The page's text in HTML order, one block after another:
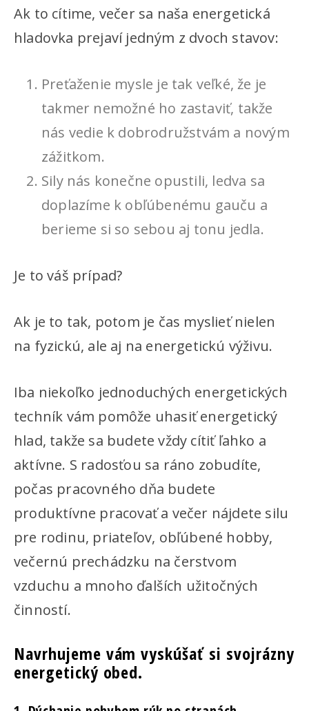
Ak to cítime, večer sa naša energetická
hladovka prejaví jedným z dvoch stavov:
Preťaženie mysle je tak veľké, že je
takmer nemožné ho zastaviť, takže
nás vedie k dobrodružstvám a novým
zážitkom.
Sily nás konečne opustili, ledva sa
doplazíme k obľúbenému gauču a
berieme si so sebou aj tonu jedla.
Je to váš prípad?
Ak je to tak, potom je čas myslieť nielen
na fyzickú, ale aj na energetickú výživu.
Iba niekoľko jednoduchých energetických
techník vám pomôže uhasiť energetický
hlad, takže sa budete vždy cítiť ľahko a
aktívne. S radosťou sa ráno zobudíte,
počas pracovného dňa budete
produktívne pracovať a večer nájdete silu
pre rodinu, priateľov, obľúbené hobby,
večernú prechádzku na čerstvom
vzduchu a mnoho ďalších užitočných
činností.
Navrhujeme vám vyskúšať si svojrázny
energetický obed.